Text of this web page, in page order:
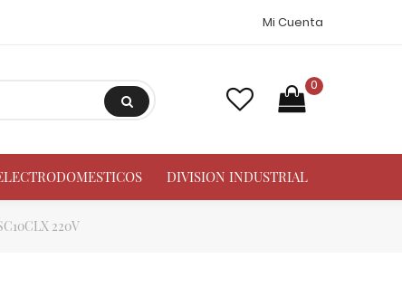
Mi Cuenta
0
DIVISION INDUSTRIAL
220V